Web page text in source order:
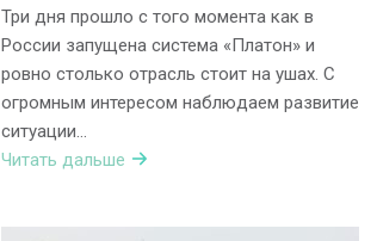
Три дня прошло с того момента как в
России запущена система «Платон» и
ровно столько отрасль стоит на ушах. С
огромным интересом наблюдаем развитие
ситуации…
Читать дальше